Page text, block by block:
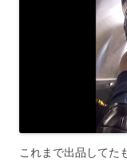
これまで出品してた